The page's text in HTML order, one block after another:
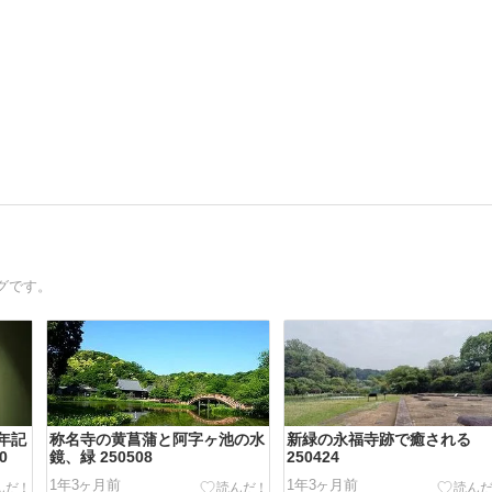
す。
記
称名寺の黄菖蒲と阿字ヶ池の水
鏡、緑 250508
1年3ヶ月前
新緑の永福寺跡で癒される
250424
1年3ヶ月前